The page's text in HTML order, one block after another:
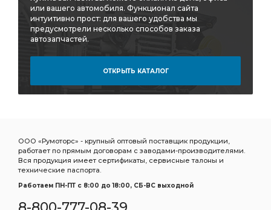
или вашего автомобиля. Функционал сайта
интуитивно прост: для вашего удобства мы
предусмотрели несколько способов заказа
автозапчастей.
ОТКРЫТЬ КАТАЛОГ
ООО «Румоторс» - крупный оптовый поставщик продукции,
работает по прямым договорам с заводами-производителями.
Вся продукция имеет сертификаты, сервисные талоны и
технические паспорта.
Работаем ПН-ПТ c 8:00 до 18:00, СБ-ВС выходной